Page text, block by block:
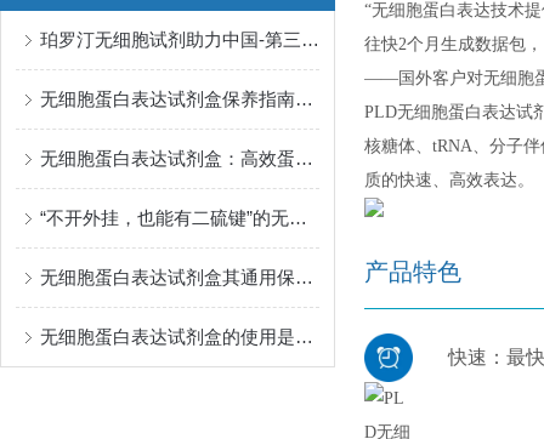
珀罗汀无细胞试剂助力中国-第三军医大学西南医院发表Nature Communications
无细胞蛋白表达试剂盒保养指南：守住实验效率的关键细节
无细胞蛋白表达试剂盒：高效蛋白合成的“体外工厂”
“不开外挂，也能有二硫键”的无细胞蛋白表达试剂盒——珀罗汀无细胞蛋白表达试剂盒
无细胞蛋白表达试剂盒其通用保存原则如下
无细胞蛋白表达试剂盒的使用是很有要领的
“无细胞蛋白表达技术
往快2个月生成数据包
——国外客户对无细胞
PLD无细胞蛋白表达试
核糖体、tRNA、分子
质的快速、高效表达。
产品特色
快速：最